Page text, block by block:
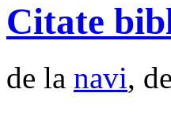
Citate
de la navi,